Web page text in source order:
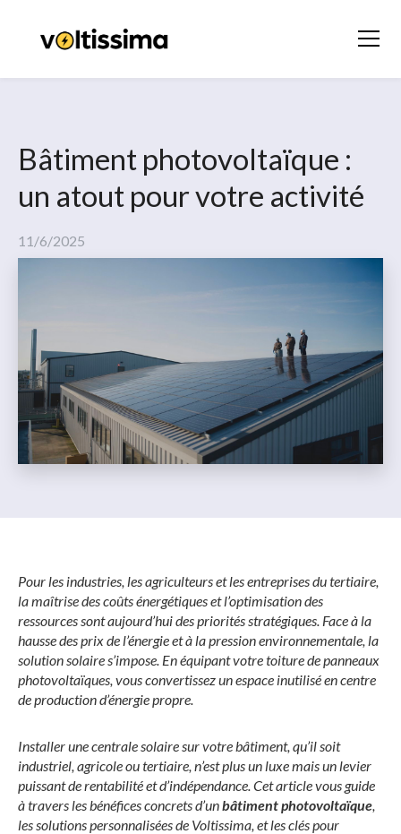
Bâtiment photovoltaïque :
un atout pour votre activité
11/6/2025
Pour les industries, les agriculteurs et les entreprises du tertiaire,
la maîtrise des coûts énergétiques et l’optimisation des
ressources sont aujourd’hui des priorités stratégiques. Face à la
hausse des prix de l’énergie et à la pression environnementale, la
solution solaire s’impose. En équipant votre toiture de panneaux
photovoltaïques, vous convertissez un espace inutilisé en centre
de production d’énergie propre.
Installer une centrale solaire sur votre bâtiment, qu’il soit
industriel, agricole ou tertiaire, n’est plus un luxe mais un levier
puissant de rentabilité et d’indépendance. Cet article vous guide
à travers les bénéfices concrets d’unbâtiment photovoltaïque,
les solutions personnalisées de Voltissima, et les clés pour